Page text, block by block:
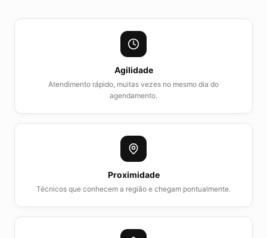
Agilidade
Atendimento rápido, muitas vezes no mesmo dia do
agendamento.
Proximidade
Técnicos que conhecem a região e chegam pontualmente.